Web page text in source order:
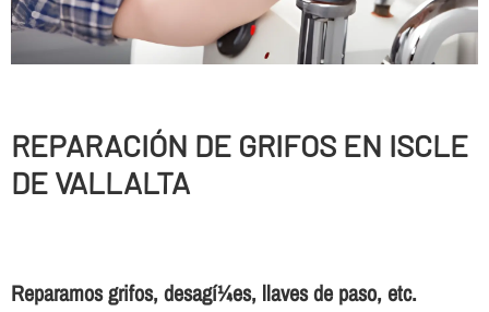
REPARACIÓN DE GRIFOS EN ISCLE
DE VALLALTA
Reparamos grifos, desagí¼es, llaves de paso, etc.